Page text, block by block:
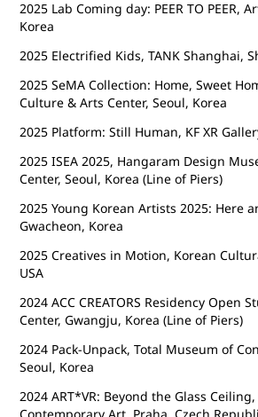
2025 Lab Coming day: PEER TO PEER,
Korea
2025 Electrified Kids, TANK Shanghai,
2025 SeMA Collection: Home, Sweet
Culture & Arts Center, Seoul, Korea
2025 Platform: Still Human, KF XR
2025 ISEA 2025, Hangaram Design
Center, Seoul, Korea (Line of Piers)
2025 Young Korean Artists 2025: Here
Gwacheon, Korea
2025 Creatives in Motion, Korean
USA
2024 ACC CREATORS Residency Open
Center, Gwangju, Korea (Line of Piers)
2024 Pack-Unpack, Total Museum of
Seoul, Korea
2024 ART*VR: Beyond the Glass